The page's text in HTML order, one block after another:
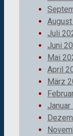
Juli
Juni
Mai
April
März
Januar